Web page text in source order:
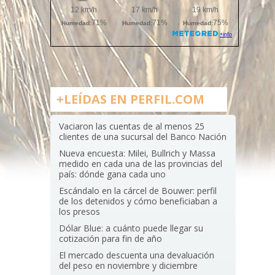
+LEÍDAS EN PERFIL.COM
Vaciaron las cuentas de al menos 25
clientes de una sucursal del Banco Nación
Nueva encuesta: Milei, Bullrich y Massa
medido en cada una de las provincias del
país: dónde gana cada uno
Escándalo en la cárcel de Bouwer: perfil
de los detenidos y cómo beneficiaban a
los presos
Dólar Blue: a cuánto puede llegar su
cotización para fin de año
El mercado descuenta una devaluación
del peso en noviembre y diciembre